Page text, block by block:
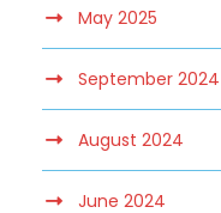
May 2025
September 2024
August 2024
June 2024